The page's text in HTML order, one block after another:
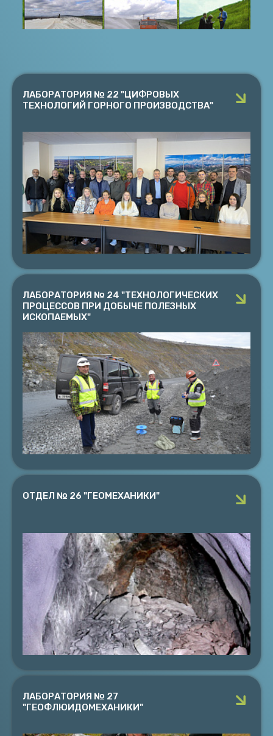
ЛАБОРАТОРИЯ № 22 "ЦИФРОВЫХ
ТЕХНОЛОГИЙ ГОРНОГО ПРОИЗВОДСТВА"
ЛАБОРАТОРИЯ № 22 "ЦИФРОВЫХ ТЕХНОЛОГИЙ
Руководитель к.т.н. Лаптев В.В.
Обоснование параметров разработки месторождений
при открытой и подземной геотехнологии, развитие
системы моделирования объектов горной технологии
ПОДРОБНЕЕ
ЛАБОРАТОРИЯ № 24 "ТЕХНОЛОГИЧЕСКИХ
ПРОЦЕССОВ ПРИ ДОБЫЧЕ ПОЛЕЗНЫХ
ИСКОПАЕМЫХ"
ЛАБОРАТОРИЯ № 24 "ТЕХНОЛОГИЧЕСКИХ
ПРОЦЕССОВ ПРИ ДОБЫЧЕ ПОЛЕЗНЫХ
ИСКОПАЕМЫХ"
Руководитель д.т.н. Козырев С.А.
Управление дробящим и сейсмическим действием
взрывов для обоснования эффективных и безопасных
взрывных технологий на рудниках и карьерах
Кольского полуострова.
ПОДРОБНЕЕ
ОТДЕЛ № 26 "ГЕОМЕХАНИКИ"
ОТДЕЛ № 26 "ГЕОМЕХАНИКИ"
Руководитель к.т.н. Семенова И.Э.
Получение новых знаний о свойствах и состоянии
массива горных пород, развитие научных основ
обеспечения геомеханической безопасности горных
работ
ПОДРОБНЕЕ
ЛАБОРАТОРИЯ № 27
"ГЕОФЛЮИДОМЕХАНИКИ"